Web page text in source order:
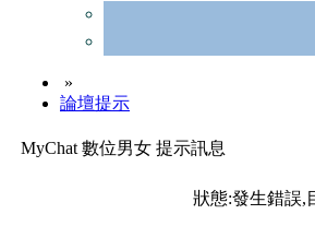
»
論壇提示
MyChat 數位男女 提示訊息
狀態:發生錯誤,